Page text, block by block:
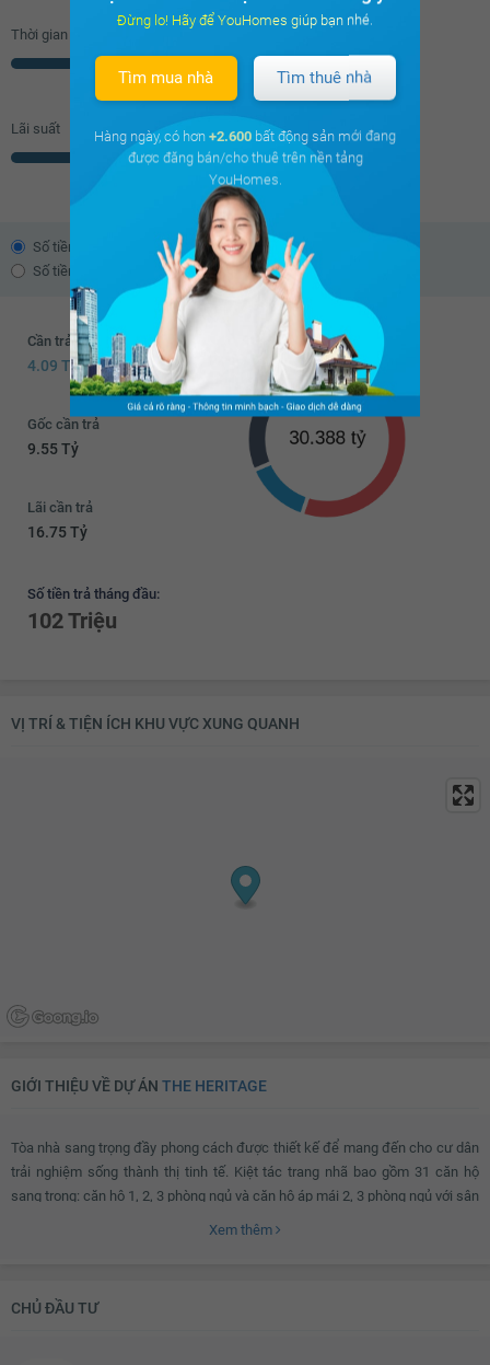
Thời gian vay
Năm
Lãi suất
Số tiền trả theo dư nợ giảm dần
Số tiền trả đều hàng tháng
Cần trả trước
4.09 Tỷ
Gốc cần trả
9.55 Tỷ
Lãi cần trả
16.75 Tỷ
Số tiền trả tháng đầu:
102 Triệu
VỊ TRÍ & TIỆN ÍCH KHU VỰC XUNG QUANH
GIỚI THIỆU VỀ DỰ ÁN THE HERITAGE
Tòa nhà sang trọng đầy phong cách được thiết kế để mang đến cho cư dân
trải nghiệm sống thành thị tinh tế. Kiệt tác trang nhã bao gồm 31 căn hộ
sang trọng: căn hộ 1, 2, 3 phòng ngủ và căn hộ áp mái 2, 3 phòng ngủ với sân
Xem thêm
CHỦ ĐẦU TƯ
Đừng lo! Hãy để YouHomes giúp bạn nhé.
Tìm mua nhà Tìm thuê nhà
Hàng ngày, có hơn +2.600 bất động sản mới đang
được đăng bán/cho thuê trên nền tảng
YouHomes.